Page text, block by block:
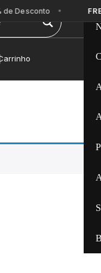
Desconto